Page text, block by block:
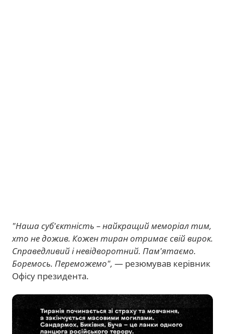
"Наша суб'єктність – найкращий меморіал тим,
хто не дожив. Кожен тиран отримає свій вирок.
Справедливий і невідворотний. Пам'ятаємо.
Боремось. Переможемо", — резюмував керівник
Офісу президента.